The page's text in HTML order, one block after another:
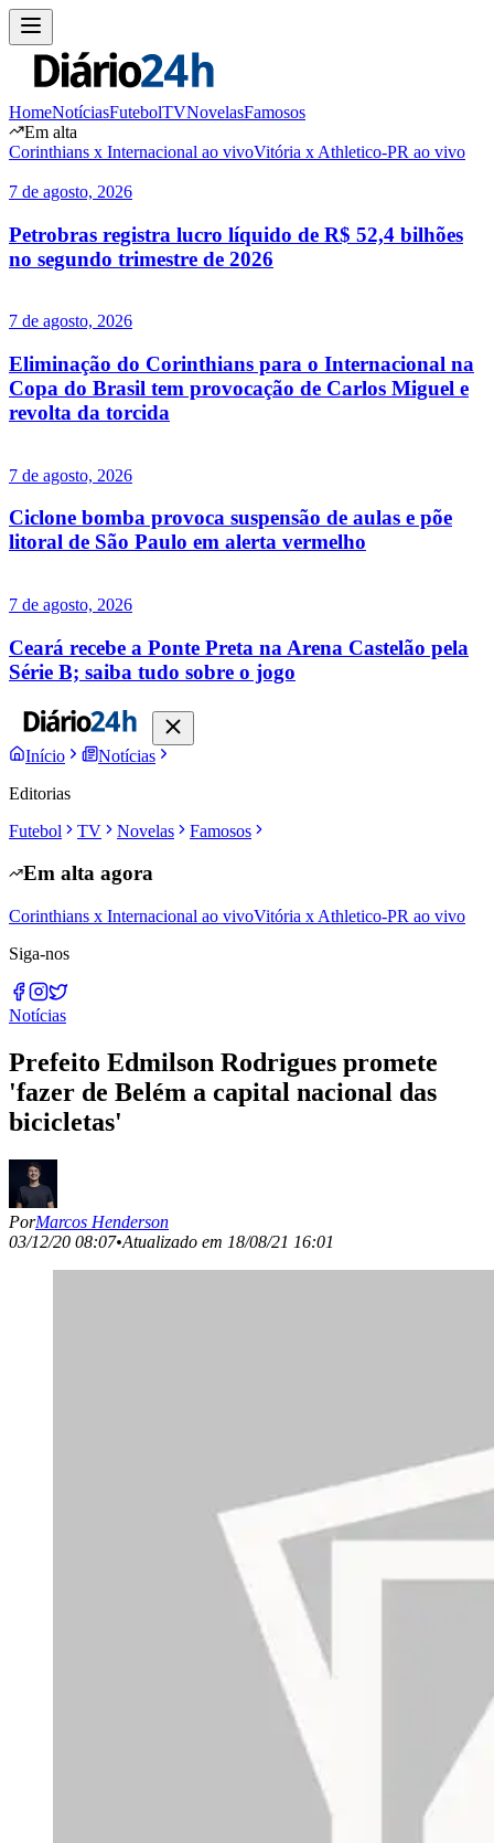
HomeNotíciasFutebolTVNovelasFamosos
Em alta
Corinthians x Internacional ao vivoVitória x Athletico-PR ao vivo
7 de agosto, 2026
Petrobras registra lucro líquido de R$ 52,4 bilhões
no segundo trimestre de 2026
7 de agosto, 2026
Eliminação do Corinthians para o Internacional na
Copa do Brasil tem provocação de Carlos Miguel e
revolta da torcida
7 de agosto, 2026
Ciclone bomba provoca suspensão de aulas e põe
litoral de São Paulo em alerta vermelho
7 de agosto, 2026
Ceará recebe a Ponte Preta na Arena Castelão pela
Série B; saiba tudo sobre o jogo
Início
Notícias
Editorias
Futebol
TV Novelas Famosos
Em alta agora
Corinthians x Internacional ao vivoVitória x Athletico-PR ao vivo
Siga-nos
Notícias
Prefeito Edmilson Rodrigues promete
'fazer de Belém a capital nacional das
bicicletas'
PorMarcos Henderson
03/12/20 08:07•Atualizado em 18/08/21 16:01